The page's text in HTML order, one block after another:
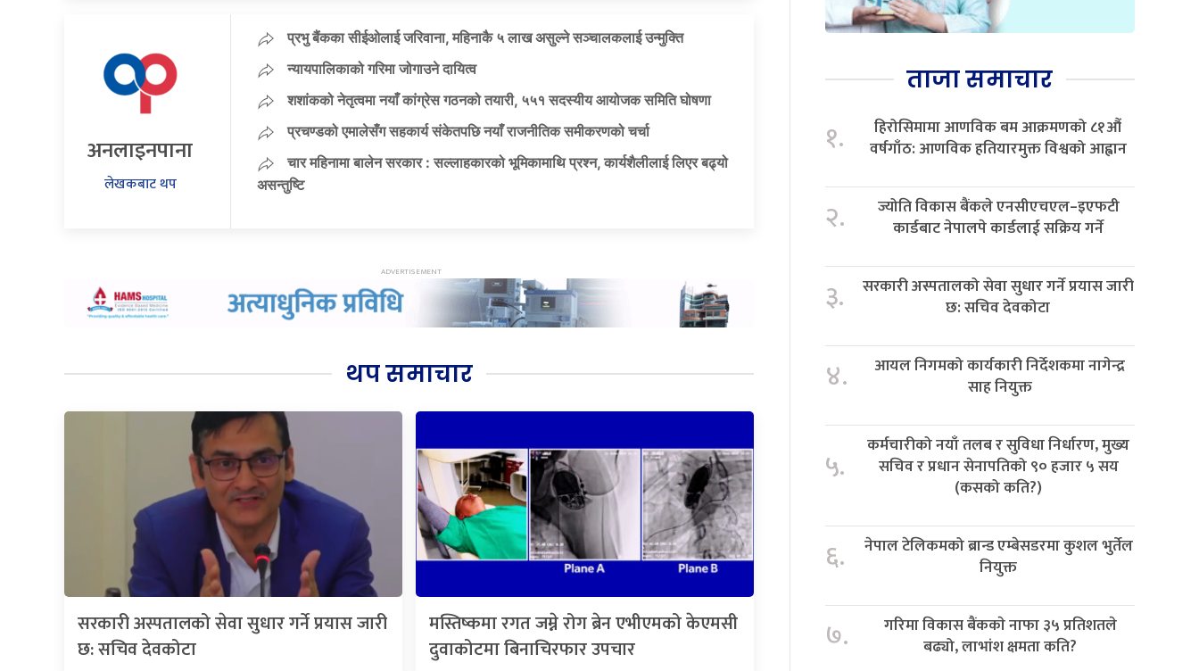
अनलाइनपाना
लेखकबाट थप
प्रभु बैंकका सीईओलाई जरिवाना, महिनाकै ५ लाख असुल्ने सञ्चालकलाई उन्मुक्ति
न्यायपालिकाको गरिमा जोगाउने दायित्व
शशांकको नेतृत्वमा नयाँ कांग्रेस गठनको तयारी, ५५१ सदस्यीय आयोजक समिति घोषणा
प्रचण्डको एमालेसँग सहकार्य संकेतपछि नयाँ राजनीतिक समीकरणको चर्चा
चार महिनामा बालेन सरकार : सल्लाहकारको भूमिकामाथि प्रश्न, कार्यशैलीलाई लिएर बढ्यो
असन्तुष्टि
थप समाचार
सरकारी अस्पतालको सेवा सुधार गर्ने प्रयास जारी
छ: सचिव देवकोटा
मस्तिष्कमा रगत जम्ने रोग ब्रेन एभीएमको केएमसी
दुवाकोटमा बिनाचिरफार उपचार
ताजा समाचार
१.
हिरोसिमामा आणविक बम आक्रमणको ८१औं
वर्षगाँठ: आणविक हतियारमुक्त विश्वको आह्वान
२.
ज्योति विकास बैंकले एनसीएचएल–इएफटी
कार्डबाट नेपालपे कार्डलाई सक्रिय गर्ने
३.
सरकारी अस्पतालको सेवा सुधार गर्ने प्रयास जारी
छ: सचिव देवकोटा
४.
आयल निगमको कार्यकारी निर्देशकमा नागेन्द्र
साह नियुक्त
५.
कर्मचारीको नयाँ तलब र सुविधा निर्धारण, मुख्य
सचिव र प्रधान सेनापतिको ९० हजार ५ सय
(कसको कति?)
६.
नेपाल टेलिकमको ब्रान्ड एम्बेसडरमा कुशल भुर्तेल
नियुक्त
७.
गरिमा विकास बैंककाे नाफा ३५ प्रतिशतले
बढ्यो, लाभांश क्षमता कति?